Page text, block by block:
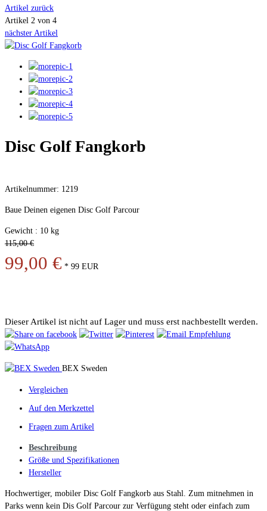
Artikel zurück
Artikel 2 von 4
nächster Artikel
Disc Golf Fangkorb
Artikelnummer: 1219
Baue Deinen eigenen Disc Golf Parcour
Gewicht : 10 kg
115,00 €
99,00 € * 99 EUR
Dieser Artikel ist nicht auf Lager und muss erst nachbestellt werden.
BEX Sweden
Vergleichen
Auf den Merkzettel
Fragen zum Artikel
Beschreibung
Größe und Spezifikationen
Hersteller
Hochwertiger, mobiler Disc Golf Fangkorb aus Stahl. Zum mitnehmen in
Parks wenn kein Dis Golf Parcour zur Verfügung steht oder einfach zum